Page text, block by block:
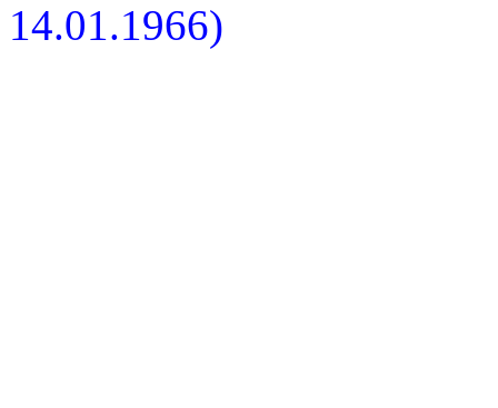
14.01.1966)